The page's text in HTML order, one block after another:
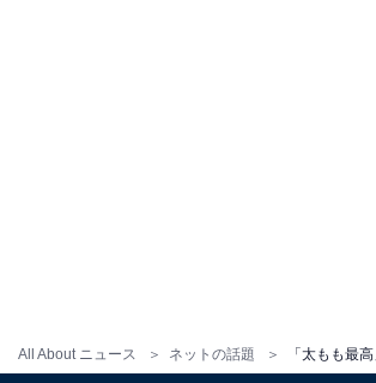
All About ニュース ネットの話題